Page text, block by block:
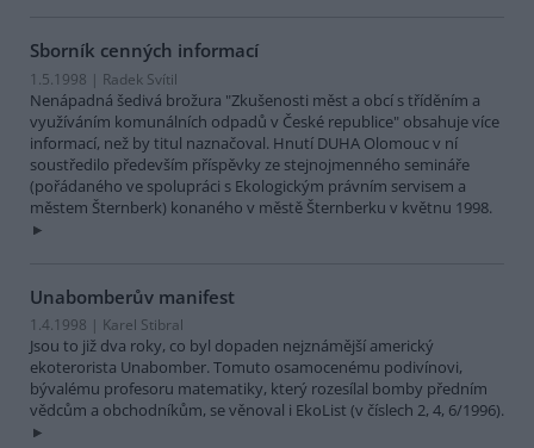
Sborník cenných informací
1.5.1998 | Radek Svítil
Nenápadná šedivá brožura "Zkušenosti měst a obcí s tříděním a
využíváním komunálních odpadů v České republice" obsahuje více
informací, než by titul naznačoval. Hnutí DUHA Olomouc v ní
soustředilo především příspěvky ze stejnojmenného semináře
(pořádaného ve spolupráci s Ekologickým právním servisem a
městem Šternberk) konaného v městě Šternberku v květnu 1998.
Unabomberův manifest
1.4.1998 | Karel Stibral
Jsou to již dva roky, co byl dopaden nejznámější americký
ekoterorista Unabomber. Tomuto osamocenému podivínovi,
bývalému profesoru matematiky, který rozesílal bomby předním
vědcům a obchodníkům, se věnoval i EkoList (v číslech 2, 4, 6/1996).